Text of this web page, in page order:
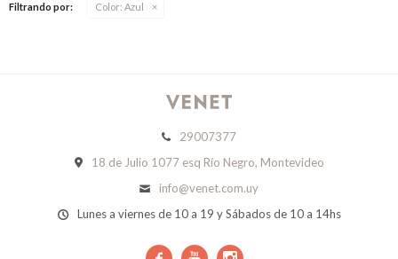
Filtrando por: Color: Azul
29007377
18 de Julio 1077 esq Río Negro, Montevideo
info@venet.com.uy
Lunes a viernes de 10 a 19 y Sábados de 10 a 14hs